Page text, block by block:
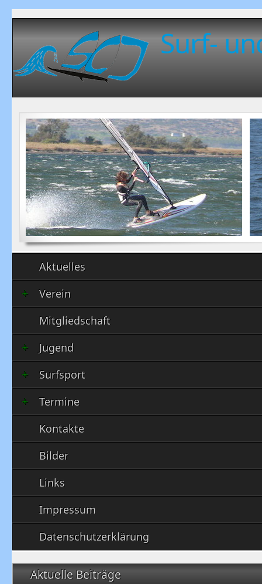
Surf-
Aktuelles
Verein
Mitgliedschaft
Jugend
Surfsport
Termine
Kontakte
Bilder
Links
Impressum
Datenschutzerklärung
Aktuelle Beiträge